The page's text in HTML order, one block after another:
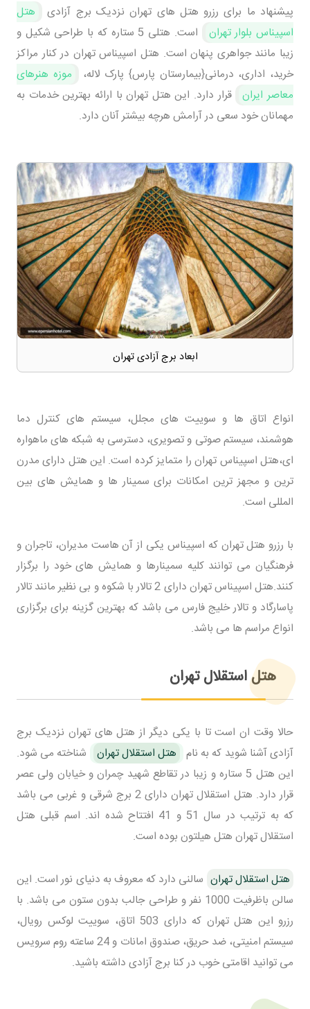
پیشنهاد ما برای رزرو هتل های تهران نزدیک برج آزادی
هتل
اسپیناس بلوار تهران
است. هتلی 5 ستاره که با طراحی شکیل و
زیبا مانند جواهری پنهان است. هتل اسپیناس تهران در کنار مراکز
خرید، اداری، درمانی{بیمارستان پارس} پارک لاله،
موزه هنرهای
معاصر ایران قرار دارد. این هتل تهران با ارائه بهترین خدمات به
مهمانان خود سعی در آرامش هرچه بیشتر آنان دارد.
ابعاد برج آزادی تهران
انواع اتاق ها و سوییت های مجلل، سیستم های کنترل دما
هوشمند، سیستم صوتی و تصویری، دسترسی به شبکه های ماهواره
ای،هتل اسپیناس تهران را متمایز کرده است. این هتل دارای مدرن
ترین و مجهز ترین امکانات برای سمینار ها و همایش های بین
المللی است.
با رزرو هتل تهران که اسپیناس یکی از آن هاست مدیران، تاجران و
فرهنگیان می توانند کلیه سمینارها و همایش های خود را برگزار
کنند.هتل اسپیناس تهران دارای 2 تالار با شکوه و بی نظیر مانند تالار
پاسارگاد و تالار خلیج فارس می باشد که بهترین گزینه برای برگزاری
انواع مراسم ها می باشد.
هتل استقلال تهران
حالا وقت ان است تا با یکی دیگر از هتل های تهران نزدیک برج
آزادی آشنا شوید که به نام هتل استقلال تهران
شناخته می شود.
این هتل 5 ستاره و زیبا در تقاطع شهید چمران و خیابان ولی عصر
قرار دارد. هتل استقلال تهران دارای 2 برج شرقی و غربی می باشد
که به ترتیب در سال 51 و 41 افتتاح شده اند. اسم قبلی هتل
استقلال تهران هتل هیلتون بوده است.
هتل استقلال تهران سالنی دارد که معروف به دنیای نور است. این
سالن باظرفیت 1000 نفر و طراحی جالب بدون ستون می باشد. با
رزرو این هتل تهران که دارای 503 اتاق، سوییت لوکس رویال،
سیستم امنیتی، ضد حریق، صندوق امانات و 24 ساعته روم سرویس
می توانید اقامتی خوب در کنا برج آزادی داشته باشید.